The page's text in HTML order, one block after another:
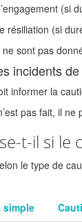
(si
résiliation (si
sont pas
incidents
informer la
pas fait, il
t-il si le
le type de
simple